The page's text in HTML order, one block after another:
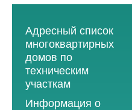
Адресный список
многоквартирных
домов по
техническим
участкам
Информация о